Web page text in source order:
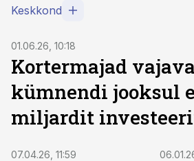
Keskkond
01.06.26, 10:18
Kortermajad
kümnendi jooksul
miljardit
07.04.26, 11:59